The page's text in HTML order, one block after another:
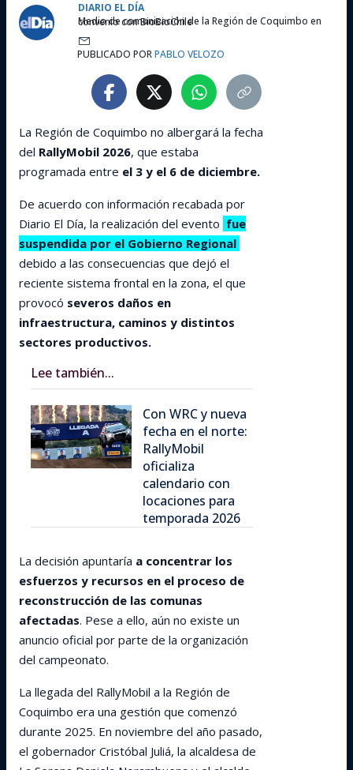
DIARIO EL DÍA
Medio de comunicación de la Región de Coquimbo en convenio con BioBioChile
PUBLICADO PORPABLO VELOZO
La Región de Coquimbo no albergará la fecha
del RallyMobil 2026, que estaba
programada entre el 3 y el 6 de diciembre.
De acuerdo con información recabada por
Diario El Día, la realización del evento fue
suspendida por el Gobierno Regional
debido a las consecuencias que dejó el
reciente sistema frontal en la zona, el que
provocó severos daños en
infraestructura, caminos y distintos
sectores productivos.
Lee también...
Con WRC y nueva
fecha en el norte:
RallyMobil
oficializa
calendario con
locaciones para
temporada 2026
La decisión apuntaría a concentrar los
esfuerzos y recursos en el proceso de
reconstrucción de las comunas
afectadas. Pese a ello, aún no existe un
anuncio oficial por parte de la organización
del campeonato.
La llegada del RallyMobil a la Región de
Coquimbo era una gestión que comenzó
durante 2025. En noviembre del año pasado,
el gobernador Cristóbal Juliá, la alcaldesa de